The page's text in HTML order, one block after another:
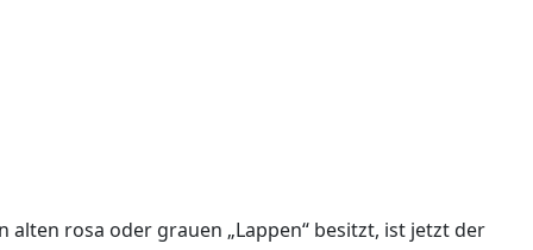
rosa oder grauen „Lappen“ besitzt, ist jetzt der